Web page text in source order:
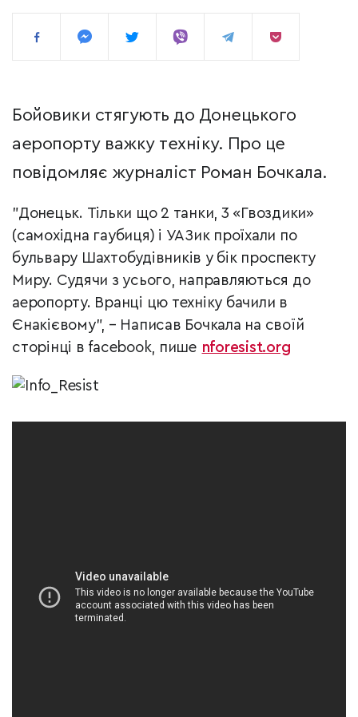
Бойовики стягують до Донецького
аеропорту важку техніку. Про це
повідомляє журналіст Роман Бочкала.
"Донецьк. Тільки що 2 танки, 3 «Гвоздики»
(самохідна гаубиця) і УАЗик проїхали по
бульвару Шахтобудівників у бік проспекту
Миру. Судячи з усього, направляються до
аеропорту. Вранці цю техніку бачили в
Єнакієвому", – Написав Бочкала на своїй
сторінці в facebook, пише nforesist.org